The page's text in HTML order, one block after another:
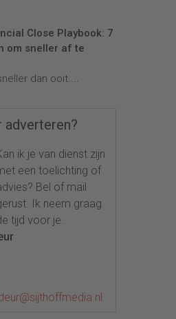
Close Playbook: 7
om sneller af te
dan ooit....
adverteren?
ik je van dienst zijn
een toelichting of
Bel of mail
Ik neem graag
tijd voor je.